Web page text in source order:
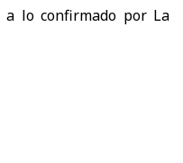
a lo confirmado por La